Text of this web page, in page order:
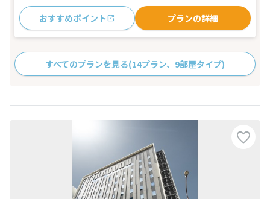
おすすめポイント プランの詳細
すべてのプランを見る(14プラン、9部屋タイプ)